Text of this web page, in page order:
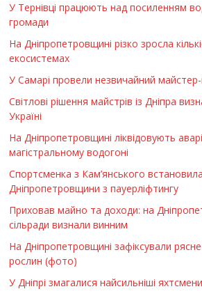
У Тернівці працюють над посиленням
громади
На Дніпропетровщині різко зросла
екосистемах
У Самарі провели незвичайний
Світлові рішення майстрів із Дніпра
Україні
На Дніпропетровщині ліквідовують
магістральному водогоні
Спортсменка з Кам’янського
Дніпропетровщини з пауерліфтингу
Приховав майно та доходи: на
сільради визнали винним
На Дніпропетровщині зафіксували рясне
рослин (фото)
У Дніпрі змагалися найсильніші